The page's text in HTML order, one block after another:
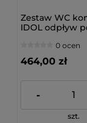
Zestaw WC
IDOL odpływ
0 ocen
464,00 zł
-
szt.